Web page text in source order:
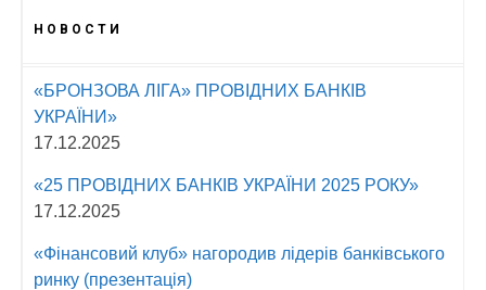
НОВОСТИ
«БРОНЗОВА ЛІГА» ПРОВІДНИХ БАНКІВ
УКРАЇНИ»
17.12.2025
«25 ПРОВІДНИХ БАНКІВ УКРАЇНИ 2025 РОКУ»
17.12.2025
«Фінансовий клуб» нагородив лідерів банківського
ринку (презентація)